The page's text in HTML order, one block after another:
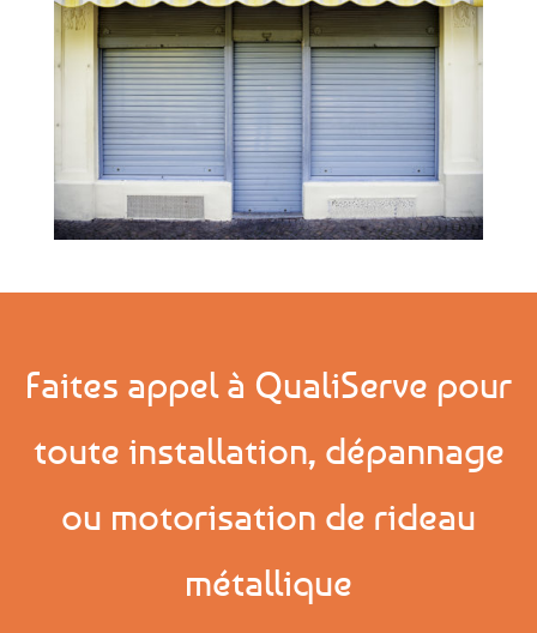
Faites appel à QualiServe pour
toute installation, dépannage
ou motorisation de rideau
métallique